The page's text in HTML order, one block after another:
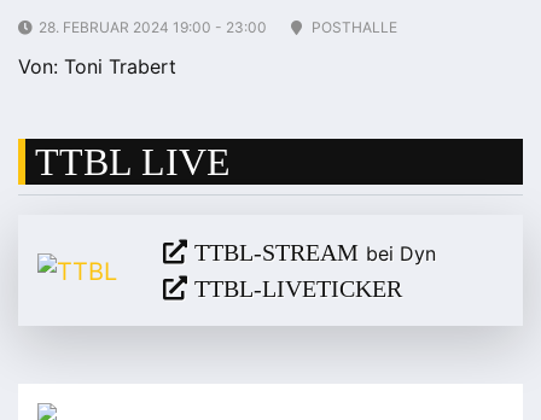
28. FEBRUAR 2024 19:00 - 23:00 POSTHALLE
Von: Toni Trabert
TTBL LIVE
TTBL-STREAM bei Dyn
TTBL-LIVETICKER